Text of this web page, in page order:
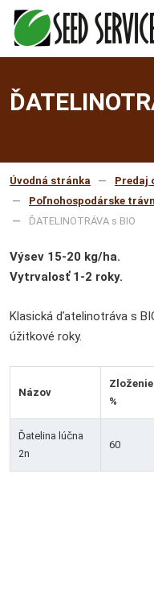
Úvodná stránka Predaj
Poľnohospodárske
ĎATELINOTRÁVA s BIO
Výsev 15-20 kg/ha.
Vytrvalosť 1-2 roky.
Klasická ďatelinotráva s
úžitkové roky.
Názov
Zloženie
%
Ďatelina lúčna
2n
60